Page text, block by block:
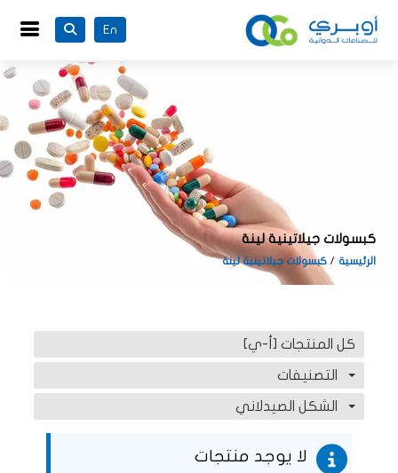
En
كبسولات جيلاتينية لينة
الرئيسية كبسولات جيلاتينية لينة
كل المنتجات [أ-ي]
التصنيفات
الشكل الصيدلاني
لا يوجد منتجات